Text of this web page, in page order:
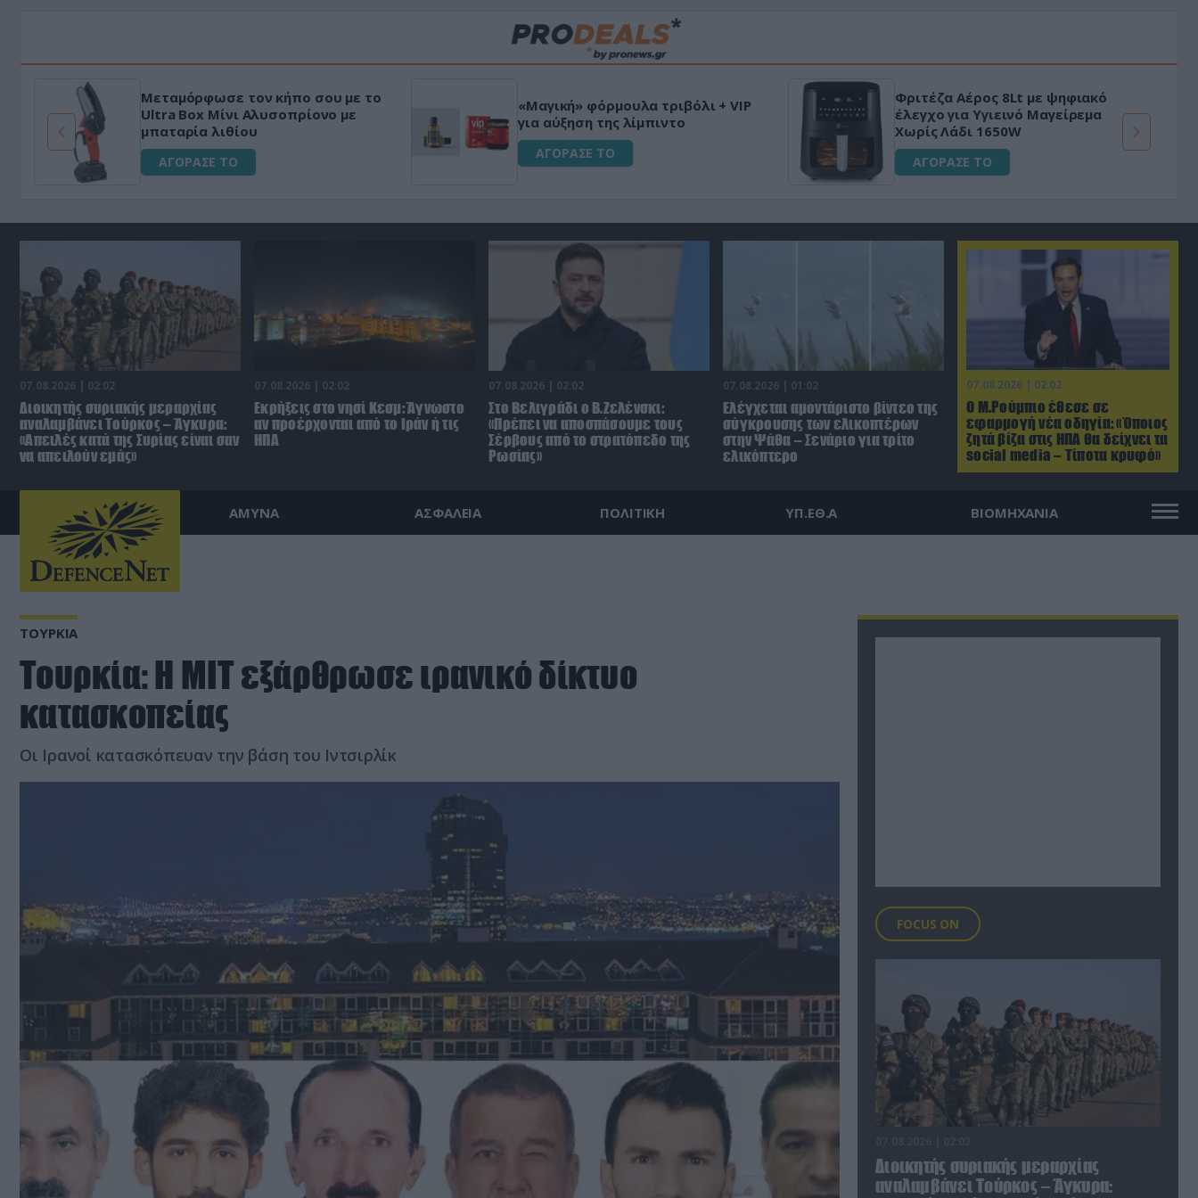
Μεταμόρφωσε τον κήπο σου με το
Ultra Box Μίνι Αλυσοπρίονο με
μπαταρία λιθίου
ΑΓΟΡΑΣΕ ΤΟ
«Μαγική» φόρμουλα τριβόλι + VIP
για αύξηση της λίμπιντο
ΑΓΟΡΑΣΕ ΤΟ
Φριτέζα Αέρος 8Lt με ψηφιακό
έλεγχο για Υγιεινό Μαγείρεμα
Χωρίς Λάδι 1650W
ΑΓΟΡΑΣΕ ΤΟ
07.08.2026 | 02:02
Ο Μ.Ρούμπιο έθεσε σε
εφαρμογή νέα οδηγία: «Όποιος
ζητά βίζα στις ΗΠΑ θα δείχνει τα
social media – Τίποτα κρυφό»
07.08.2026 | 02:02
Διοικητής συριακής μεραρχίας
αναλαμβάνει Τούρκος – Άγκυρα:
«Απειλές κατά της Συρίας είναι σαν
να απειλούν εμάς»
07.08.2026 | 02:02
Εκρήξεις στο νησί Κεσμ: Άγνωστο
αν προέρχονται από το Ιράν ή τις
ΗΠΑ
07.08.2026 | 02:02
Στο Βελιγράδι ο Β.Ζελένσκι:
«Πρέπει να αποσπάσουμε τους
Σέρβους από το στρατόπεδο της
Ρωσίας»
07.08.2026 | 01:02
Ελέγχεται αμοντάριστο βίντεο της
σύγκρουσης των ελικοπτέρων
στην Ψάθα – Σενάριο για τρίτο
ελικόπτερο
ΑΜΥΝΑ ΑΣΦΑΛΕΙΑ ΠΟΛΙΤΙΚΗ ΥΠ.ΕΘ.Α ΒΙΟΜΗΧΑΝΙΑ
ΤΟΥΡΚΙΑ
Τουρκία: Η ΜΙΤ εξάρθρωσε ιρανικό δίκτυο
κατασκοπείας
Οι Ιρανοί κατασκόπευαν την βάση του Ιντσιρλίκ
FOCUS ON
Διοικητής συριακής μεραρχίας
αναλαμβάνει Τούρκος – Άγκυρα: